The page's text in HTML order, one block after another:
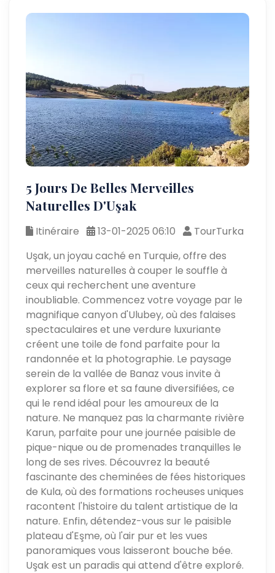
5 Jours De Belles Merveilles
Naturelles D'Uşak
Itinéraire 13-01-2025 06:10
TourTurka
Uşak, un joyau caché en Turquie, offre des
merveilles naturelles à couper le souffle à
ceux qui recherchent une aventure
inoubliable. Commencez votre voyage par le
magnifique canyon d'Ulubey, où des falaises
spectaculaires et une verdure luxuriante
créent une toile de fond parfaite pour la
randonnée et la photographie. Le paysage
serein de la vallée de Banaz vous invite à
explorer sa flore et sa faune diversifiées, ce
qui le rend idéal pour les amoureux de la
nature. Ne manquez pas la charmante rivière
Karun, parfaite pour une journée paisible de
pique-nique ou de promenades tranquilles le
long de ses rives. Découvrez la beauté
fascinante des cheminées de fées historiques
de Kula, où des formations rocheuses uniques
racontent l'histoire du talent artistique de la
nature. Enfin, détendez-vous sur le paisible
plateau d'Eşme, où l'air pur et les vues
panoramiques vous laisseront bouche bée.
Uşak est un paradis qui attend d'être exploré.